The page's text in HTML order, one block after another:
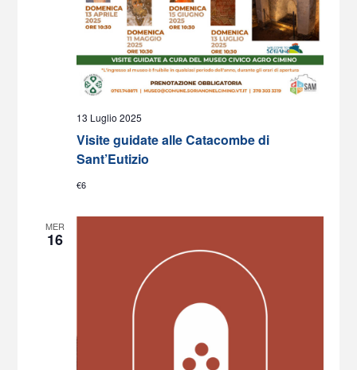
13 Luglio 2025
Visite guidate alle Catacombe di
Sant’Eutizio
€6
MER
16